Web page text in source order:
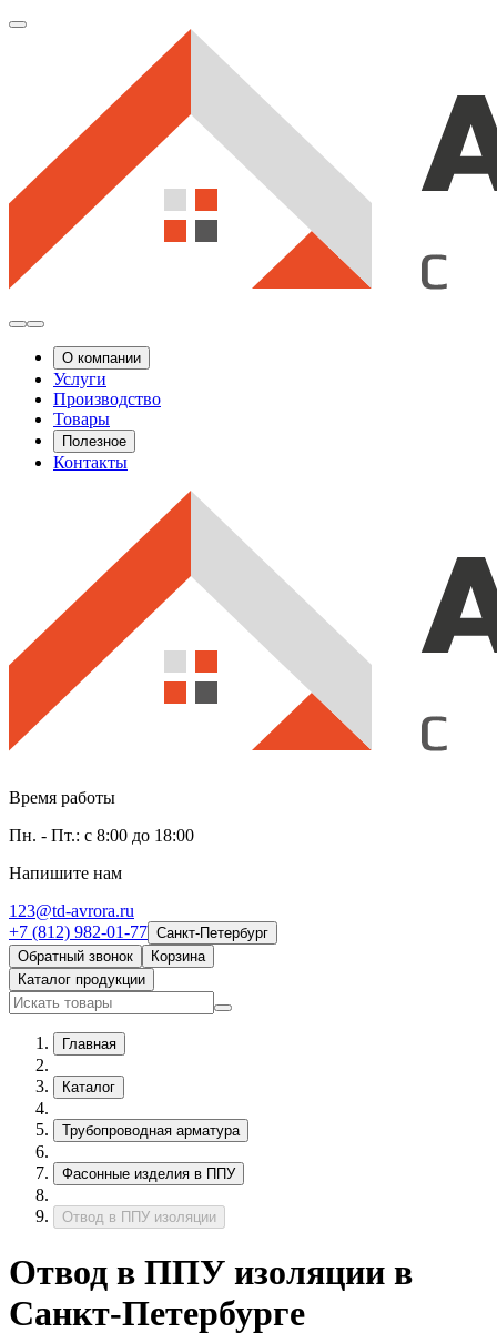
О компании
Услуги
Производство
Товары
Полезное
Контакты
Время работы
Пн. - Пт.: с 8:00 до 18:00
Напишите нам
123@td-avrora.ru
+7 (812) 982-01-77 Санкт-Петербург
Обратный звонок
Корзина
Каталог продукции
Главная
Каталог
Трубопроводная арматура
Фасонные изделия в ППУ
Отвод в ППУ изоляции
Отвод в ППУ изоляции в
Санкт-Петербурге